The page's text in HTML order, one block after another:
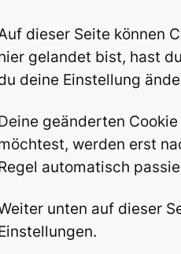
dieser Seite können
gelandet bist, hast
deine Einstellung
geänderten
werden erst
automatisch
unten auf dieser